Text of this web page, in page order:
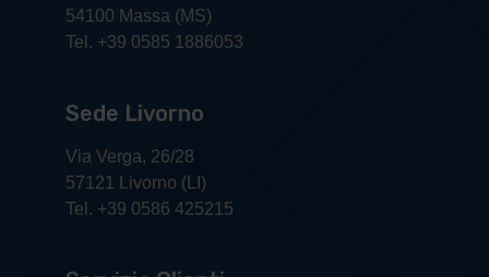
54100 Massa (MS)
Tel. +39 0585 1886053
Sede Livorno
Via Verga, 26/28
57121 Livorno (LI)
Tel. +39 0586 425215